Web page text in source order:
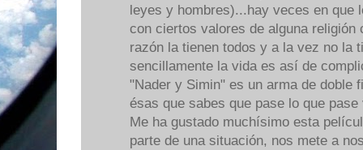
leyes y hombres)...hay veces en que
con ciertos valores de alguna
razón la tienen todos y a la vez no la
sencillamente la vida es así de
"Nader y Simin" es un arma de doble
ésas que sabes que pase lo que
Me ha gustado muchísimo esta
parte de una situación, nos mete a